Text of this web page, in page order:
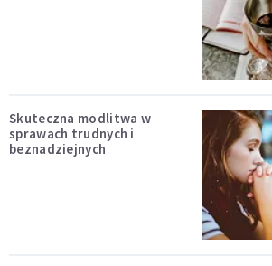
Skuteczna modlitwa w
sprawach trudnych i
beznadziejnych